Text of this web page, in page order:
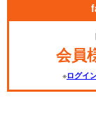
会員
※ログイ